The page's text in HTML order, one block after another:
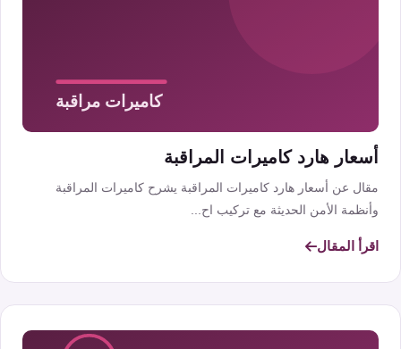
أسعار هارد كاميرات المراقبة
مقال عن أسعار هارد كاميرات المراقبة يشرح كاميرات المراقبة
وأنظمة الأمن الحديثة مع تركيب اح...
اقرأ المقال